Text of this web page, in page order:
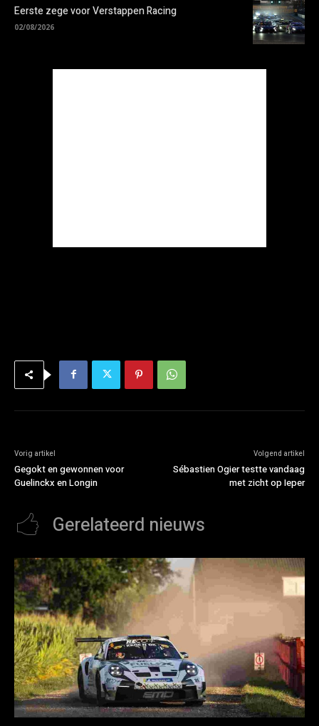
Eerste zege voor Verstappen Racing
02/08/2026
Vorig artikel
Gegokt en gewonnen voor
Guelinckx en Longin
Volgend artikel
Sébastien Ogier testte vandaag
met zicht op Ieper
Gerelateerd nieuws